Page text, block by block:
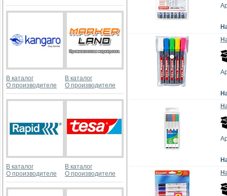
В каталог
О производителе
В каталог
О производителе
В каталог
О производителе
В каталог
О производителе